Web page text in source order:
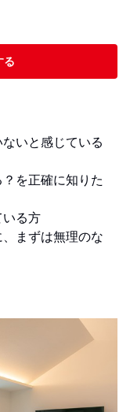
る
いと感じている
を正確に知りた
る方
まずは無理のな